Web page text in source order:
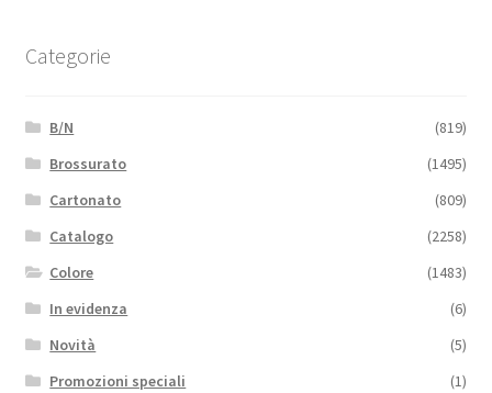
Categorie
B/N
(819)
Brossurato
(1495)
Cartonato
(809)
Catalogo
(2258)
Colore
(1483)
In evidenza
(6)
Novità
(5)
Promozioni speciali
(1)